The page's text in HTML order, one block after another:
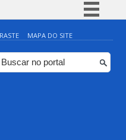
Simplifique!
Comunica BR
Participe
MAPA DO SITE